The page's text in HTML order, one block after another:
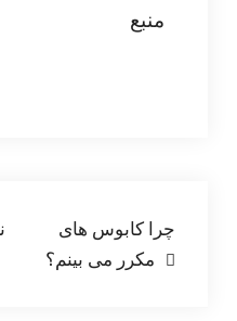
منبع
راهبری
نوشته
چرا کابوس های
مکرر می بینم؟